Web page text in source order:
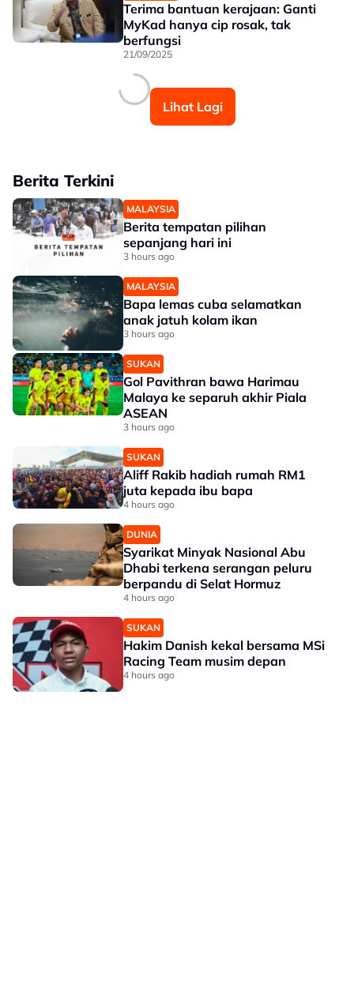
Terima bantuan kerajaan: Ganti
MyKad hanya cip rosak, tak
berfungsi
21/09/2025
Lihat Lagi
Berita Terkini
MALAYSIA
Berita tempatan pilihan
sepanjang hari ini
3 hours ago
MALAYSIA
Bapa lemas cuba selamatkan
anak jatuh kolam ikan
3 hours ago
SUKAN
Gol Pavithran bawa Harimau
Malaya ke separuh akhir Piala
ASEAN
3 hours ago
SUKAN
Aliff Rakib hadiah rumah RM1
juta kepada ibu bapa
4 hours ago
DUNIA
Syarikat Minyak Nasional Abu
Dhabi terkena serangan peluru
berpandu di Selat Hormuz
4 hours ago
SUKAN
Hakim Danish kekal bersama MSi
Racing Team musim depan
4 hours ago